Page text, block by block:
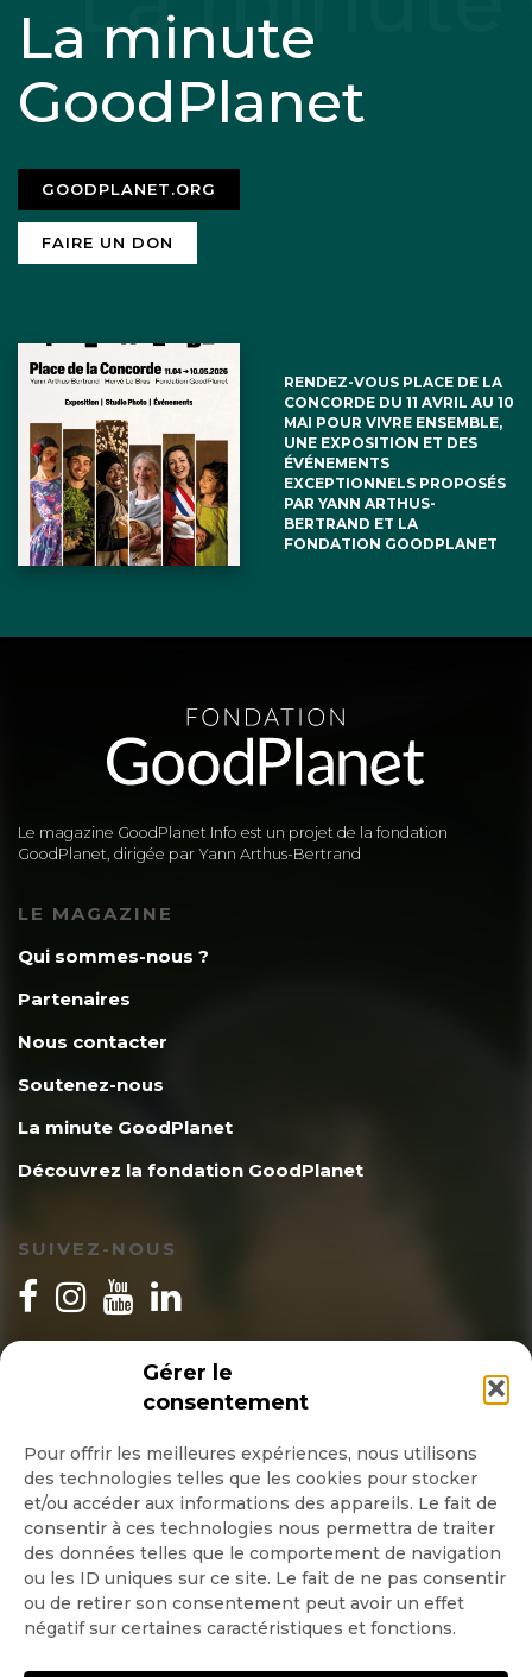
Gérer le
consentement
Pour offrir les meilleures expériences, nous utilisons
des technologies telles que les cookies pour stocker
et/ou accéder aux informations des appareils. Le fait de
consentir à ces technologies nous permettra de traiter
des données telles que le comportement de navigation
ou les ID uniques sur ce site. Le fait de ne pas consentir
ou de retirer son consentement peut avoir un effet
négatif sur certaines caractéristiques et fonctions.
La minute
GoodPlanet
GOODPLANET.ORG
FAIRE UN DON
RENDEZ-VOUS PLACE DE LA
CONCORDE DU 11 AVRIL AU 10
MAI POUR VIVRE ENSEMBLE,
UNE EXPOSITION ET DES
ÉVÉNEMENTS
EXCEPTIONNELS PROPOSÉS
PAR YANN ARTHUS-
BERTRAND ET LA
FONDATION GOODPLANET
Le magazine GoodPlanet Info est un projet de la fondation
GoodPlanet, dirigée par Yann Arthus-Bertrand
LE MAGAZINE
Qui sommes-nous ?
Partenaires
Nous contacter
Soutenez-nous
La minute GoodPlanet
Découvrez la fondation GoodPlanet
SUIVEZ-NOUS
INSCRIPTION NEWSLETTER
Quotidienne
Hebdo
OK